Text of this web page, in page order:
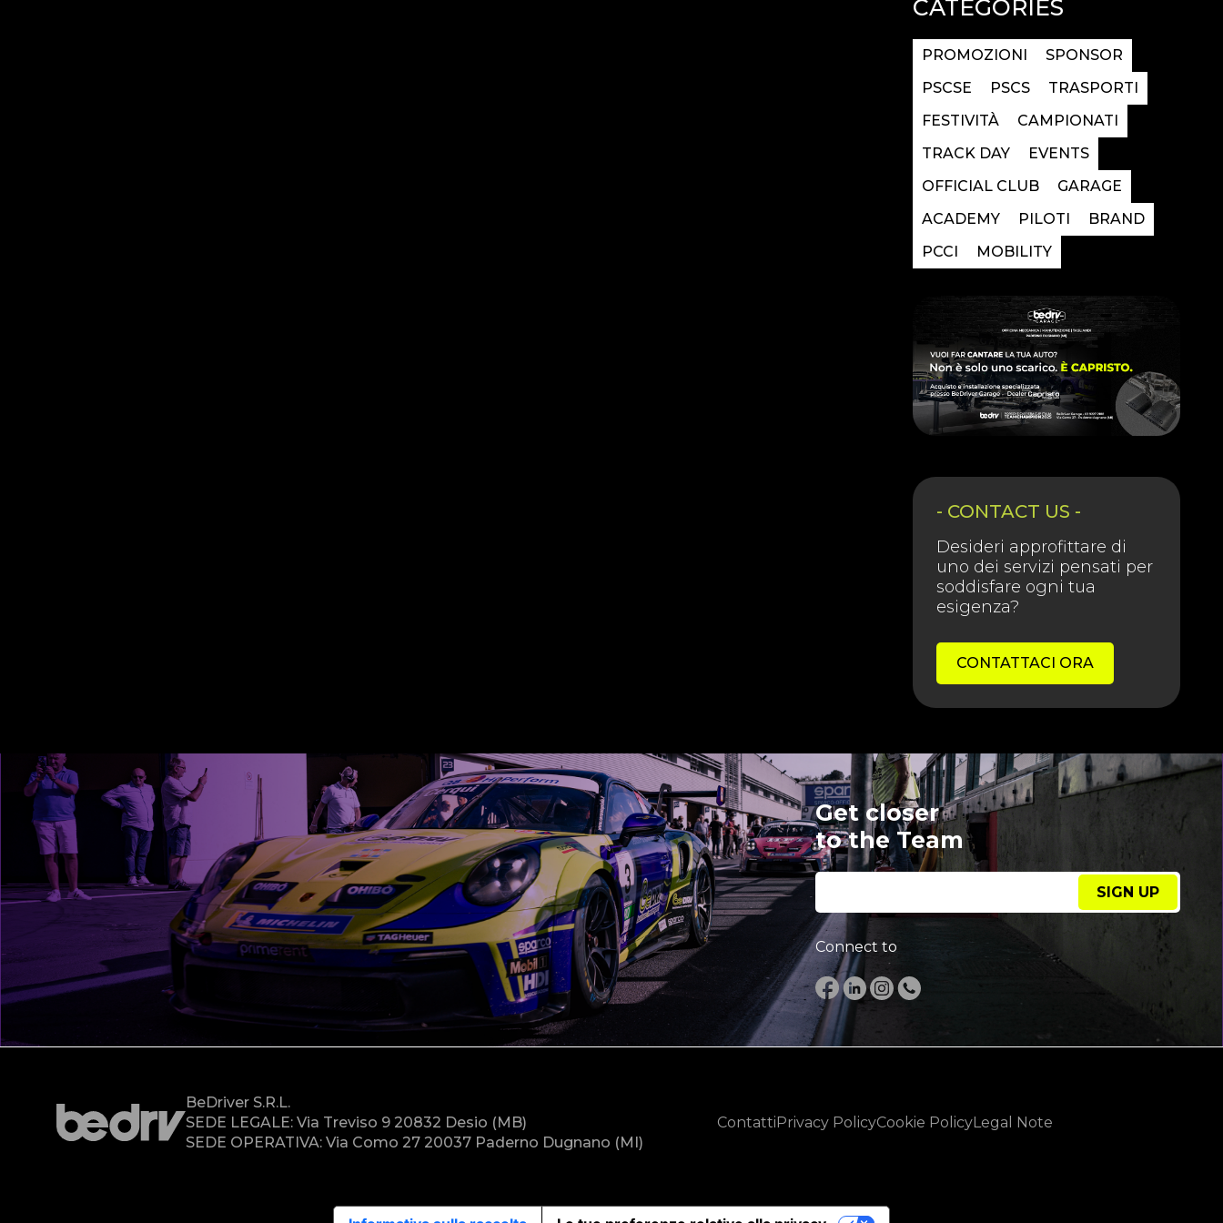
CATEGORIES
PROMOZIONI
SPONSOR
PSCSE
PSCS
TRASPORTI
FESTIVITÀ
CAMPIONATI
TRACK DAY
EVENTS
OFFICIAL CLUB
GARAGE
ACADEMY
PILOTI
BRAND
PCCI
MOBILITY
- CONTACT US -
Desideri approfittare di
uno dei servizi pensati per
soddisfare ogni tua
esigenza?
CONTATTACI ORA
Get closer
to the Team
SIGN UP
Connect to
BeDriver S.r.l.
SEDE LEGALE: Via Treviso 9 20832 Desio (MB)
SEDE OPERATIVA: Via Como 27 20037 Paderno Dugnano (MI)
ContattiPrivacy PolicyCookie PolicyLegal Note